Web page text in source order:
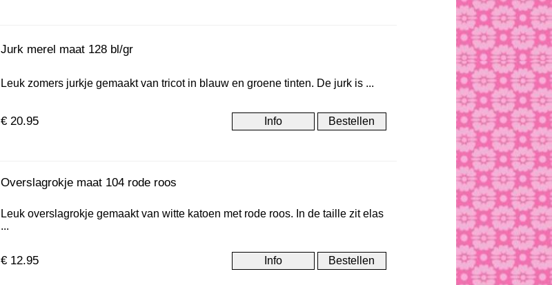
Jurk merel maat 128 bl/gr
Leuk zomers jurkje gemaakt van tricot in blauw en groene tinten. De jurk is ...
€ 20.95
Overslagrokje maat 104 rode roos
Leuk overslagrokje gemaakt van witte katoen met rode roos. In de taille zit elas
...
€ 12.95